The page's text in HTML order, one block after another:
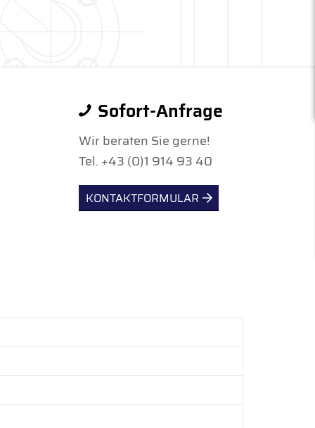
Sofort-Anfrage
Wir beraten Sie gerne!
Tel. +43 (0)1 914 93 40
KONTAKTFORMULAR